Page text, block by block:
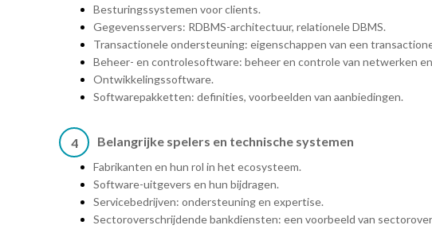
Besturingssystemen voor clients.
Gegevensservers: RDBMS-architectuur, relationele DBMS.
Transactionele ondersteuning: eigenschappen van een
Beheer- en controlesoftware: beheer en controle van netwerken
Ontwikkelingssoftware.
Softwarepakketten: definities, voorbeelden van aanbiedingen.
4 Belangrijke spelers en technische systemen
Fabrikanten en hun rol in het ecosysteem.
Software-uitgevers en hun bijdragen.
Servicebedrijven: ondersteuning en expertise.
Sectoroverschrijdende bankdiensten: een voorbeeld van